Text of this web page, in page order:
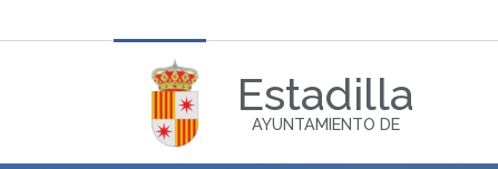
Estadilla
AYUNTAMIENTO DE